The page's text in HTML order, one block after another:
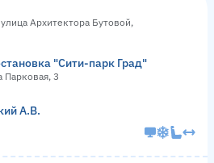
Архитектора Бутовой,
"Сити-парк Град"
Парковая, 3
А.В.